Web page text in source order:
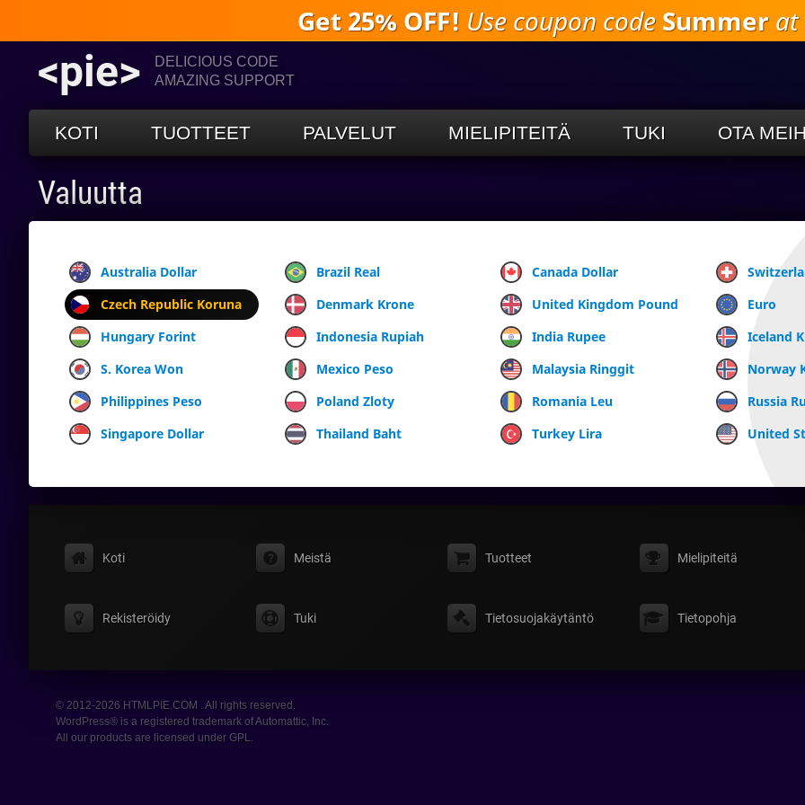
Siirry
pääsisältöön
Get 25% OFF! Use coupon code Summer at
<pie>
DELICIOUS CODE
AMAZING SUPPORT
KOTI TUOTTEET PALVELUT MIELIPITEITÄ TUKI OTA
Valuutta
Australia Dollar Brazil Real Canada Dollar
Czech Republic Koruna
Denmark Krone United Kingdom Pound Euro
Hungary Forint
Indonesia Rupiah India Rupee Iceland
S. Korea Won
Mexico Peso Malaysia Ringgit Norway
Philippines Peso
Poland Zloty Romania Leu Russia
Singapore Dollar
Thailand Baht Turkey Lira United
Koti Meistä Tuotteet Mielipiteitä
Rekisteröidy Tuki Tietosuojakäytäntö Tietopohja
© 2012-2026 HTMLPIE.COM . All rights reserved.
WordPress® is a registered trademark of Automattic, Inc.
All our products are licensed under GPL.